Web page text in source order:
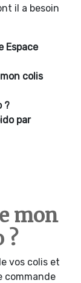
il a besoin
Espace
colis
?
par
mon
?
vos colis et
commande